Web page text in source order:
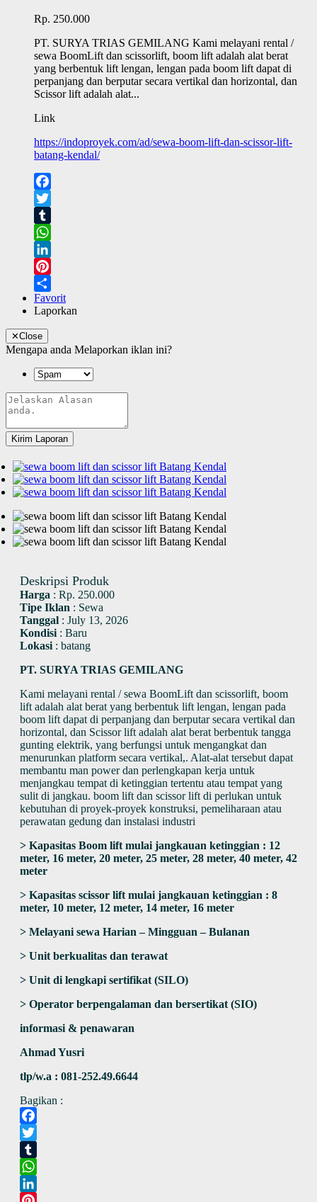
Rp. 250.000
PT. SURYA TRIAS GEMILANG Kami melayani rental /
sewa BoomLift dan scissorlift, boom lift adalah alat berat
yang berbentuk lift lengan, lengan pada boom lift dapat di
perpanjang dan berputar secara vertikal dan horizontal, dan
Scissor lift adalah alat...
Link
https://indoproyek.com/ad/sewa-boom-lift-dan-scissor-lift-
batang-kendal/
Facebook
Twitter
Tumblr
WhatsApp
LinkedIn
Pinterest
Share
Favorit
Laporkan
✕Close
Mengapa anda Melaporkan iklan ini?
Kirim Laporan
Deskripsi Produk
Harga : Rp. 250.000
Tipe Iklan : Sewa
Tanggal : July 13, 2026
Kondisi : Baru
Lokasi : batang
PT. SURYA TRIAS GEMILANG
Kami melayani rental / sewa BoomLift dan scissorlift, boom
lift adalah alat berat yang berbentuk lift lengan, lengan pada
boom lift dapat di perpanjang dan berputar secara vertikal dan
horizontal, dan Scissor lift adalah alat berat berbentuk tangga
gunting elektrik, yang berfungsi untuk mengangkat dan
menurunkan platform secara vertikal,. Alat-alat tersebut dapat
membantu man power dan perlengkapan kerja untuk
menjangkau tempat di ketinggian tertentu atau tempat yang
sulit di jangkau. boom lift dan scissor lift di perlukan untuk
kebutuhan di proyek-proyek konstruksi, pemeliharaan atau
perawatan gedung dan instalasi industri
> Kapasitas Boom lift mulai jangkauan ketinggian : 12
meter, 16 meter, 20 meter, 25 meter, 28 meter, 40 meter, 42
meter
> Kapasitas scissor lift mulai jangkauan ketinggian : 8
meter, 10 meter, 12 meter, 14 meter, 16 meter
> Melayani sewa Harian – Mingguan – Bulanan
> Unit berkualitas dan terawat
> Unit di lengkapi sertifikat (SILO)
> Operator berpengalaman dan bersertikat (SIO)
informasi & penawaran
Ahmad Yusri
tlp/w.a : 081-252.49.6644
Bagikan :
Facebook
Twitter
Tumblr
WhatsApp